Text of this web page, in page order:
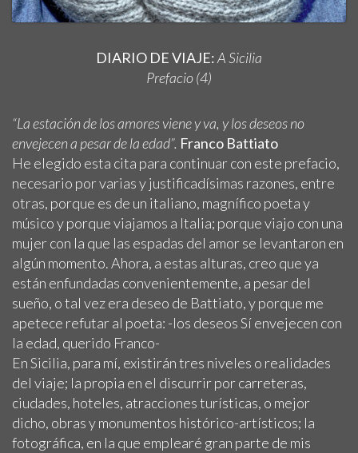
DIARIO DE VIAJE:A Sicilia
Prefacio (4)
“La estación de los amores viene y va, y los deseos no
envejecen a pesar de la edad”. Franco Battiato
He elegido esta cita para continuar con este prefacio,
necesario por varias y justificadísimas razones, entre
otras, porque es de un italiano, magnífico poeta y
músico y porque viajamos a Italia; porque viajo con una
mujer con la que las espadas del amor se levantaron en
algún momento. Ahora, a estas alturas, creo que ya
están enfundadas convenientemente, a pesar del
sueño, o tal vez era deseo de Battiato, y porque me
apetece refutar al poeta: -los deseos Sí envejecen con
la edad, querido Franco-
En Sicilia, para mí, existirán tres niveles o realidades
del viaje; la propia en el discurrir por carreteras,
ciudades, hoteles, atracciones turísticas, o mejor
dicho, obras y monumentos histórico-artísticos; la
fotográfica, en la que emplearé gran parte de mis